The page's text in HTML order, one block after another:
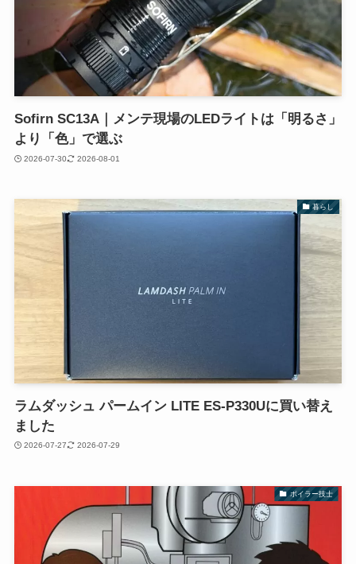
Sofirn SC13A｜メンテ現場のLEDライトは「明るさ」
より「色」で選ぶ
2026-07-30 2026-08-01
暮らし
ラムダッシュ パームイン LITE ES-P330Uに買い替え
ました
2026-07-27 2026-07-29
ボイラー技士